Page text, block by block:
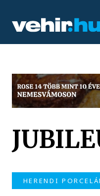
HERENDI